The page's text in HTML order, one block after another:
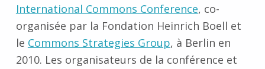
International Commons Conference, co-
organisée par la Fondation Heinrich Boell et
le Commons Strategies Group, à Berlin en
2010. Les organisateurs de la conférence et